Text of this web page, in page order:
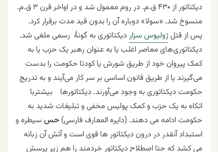
دیکتاتور از ۴۳۰ ق.م. در روم معمول شد و در اواخر قرن ۳ ق.م.
منسوخ شد. «سولا» دوباره آن را بدون قید مدت برقرار کرد.
پس از قتلژولیوس سزار دیکتاتوری به گونۀ رسمی ملغی شد.
دیکتاتوری‌های معاصر اغلب یا به عنوان رهبر یک حزب یا به
کمک پیروان خود از طریق شورش یا کودتا حکومت را بدست
می‌گیرند یا از طریق قانون اساسی بر سر کار می‌آیند و به تدریج
حکومت دیکتاتوری به وجود می‌آورند. دیکتاتورها بیشتربا
اتکاه به یک حزب و کمک پولیس مخفی و تبلیغات شدید به
حکومت ادامه می دهند. (دایره المعارف فارسی)حس سیطره و
استبداد آنقدر در درون دیکتاتور ها قوی است و آتش آن زبانه
می کشد که حتا اصطلاح دیکتاتور خردمند را هم زیر پرسش